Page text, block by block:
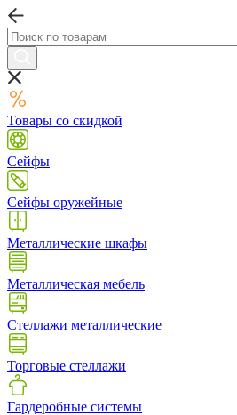
Товары со скидкой
Сейфы
Сейфы оружейные
Металлические шкафы
Металлическая мебель
Стеллажи металлические
Торговые стеллажи
Гардеробные системы